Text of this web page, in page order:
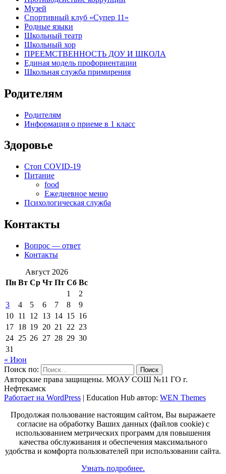
Музей
Спортивный клуб «Супер 11»
Родные языки
Школьный театр
Школьный хор
ПРЕЕМСТВЕННОСТЬ ДОУ И ШКОЛА
Единая модель профориентации
Школьная служба примирения
Родителям
Родителям
Информация о приеме в 1 класс
Здоровье
Стоп COVID-19
Питание
food
Ежедневное меню
Психологическая служба
Контакты
Вопрос — ответ
Контакты
Август 2026
Пн Вт Ср Чт Пт Сб Вс
1
2
3
4 5 6 7 8
9
10 11 12 13 14 15 16
17 18 19 20 21 22 23
24 25 26 27 28 29 30
31
« Июн
Поиск по:
Авторские права защищены. МОАУ СОШ №11 ГО г.
Нефтекамск
Работает на WordPress | Education Hub автор: WEN Themes
Продолжая пользование настоящим сайтом, Вы выражаете
согласие на обработку Ваших данных (файлов cookie) с
использованием метрических программ для повышения
качества обслуживания и обеспечения максимального
удобства и комфорта пользователей при использовании сайта.
Узнать подробнее.